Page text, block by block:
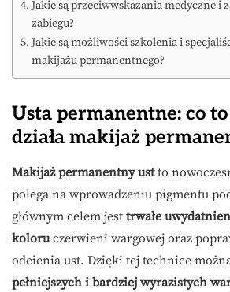
Jakie są przeciwwskazania medyczne i
zabiegu?
Jakie są możliwości szkolenia i
makijażu permanentnego?
Usta permanentne: co
działa makijaż
Makijaż permanentny ustto
polega na wprowadzeniu pigmentu
głównym celem jest trwałe
koloruczerwieni wargowej oraz
odcienia ust. Dzięki tej technice
pełniejszych i bardziej wyrazistych